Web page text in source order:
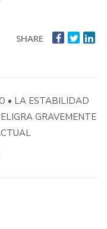
SHARE
• LA ESTABILIDAD
GRAVEMENTE